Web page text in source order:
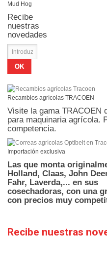
Mud Hog
Recibe
nuestras
novedades
OK
Recambios agrícolas TRACOEN
Visite la gama TRACOEN
para maquinaria agrícola.
competencia.
Importación exclusiva
Las que monta
Holland, Claas, John
Fahr, Laverda,... en sus
cosechadoras, con una
con precios muy
Recibe nuestras